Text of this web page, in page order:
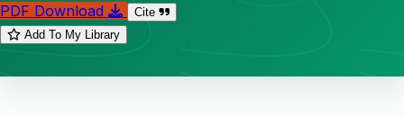
PDF Download
Cite
Add To My Library